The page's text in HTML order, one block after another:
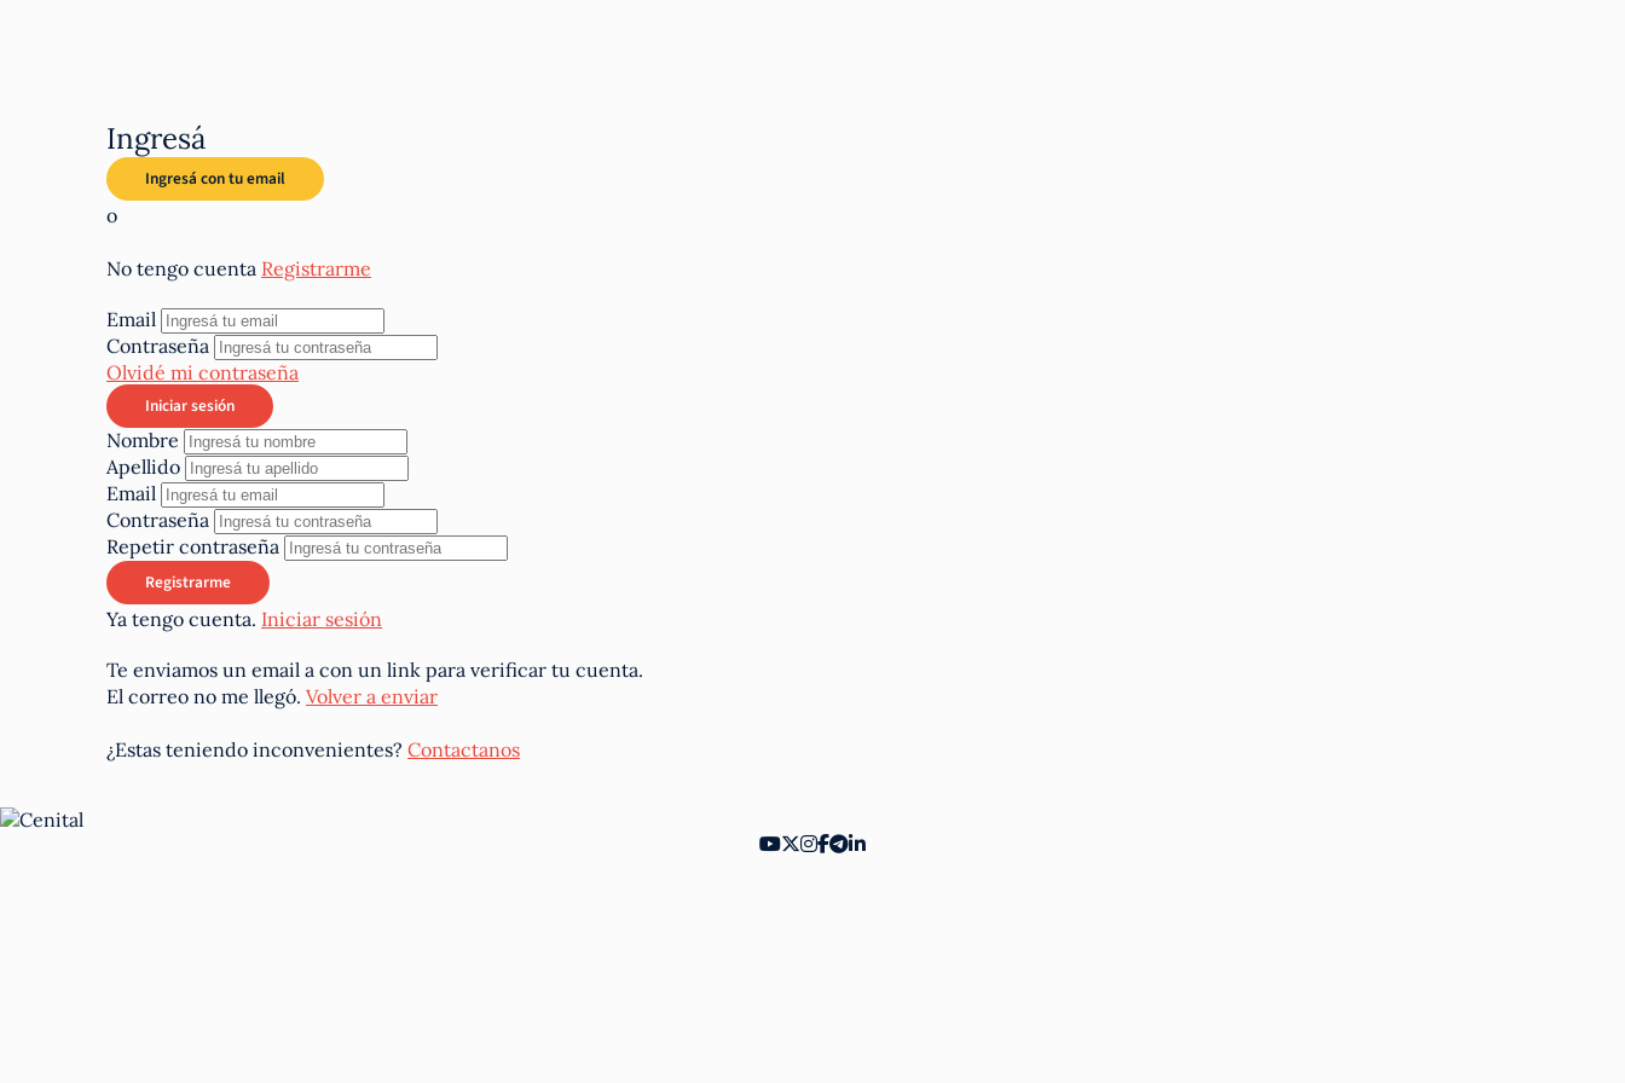
Ingresá
o
No tengo cuenta Registrarme
Email
Contraseña
Olvidé mi contraseña
Nombre
Apellido
Email
Contraseña
Repetir contraseña
Ya tengo cuenta. Iniciar sesión
Te enviamos un email a con un link para verificar tu cuenta.
El correo no me llegó. Volver a enviar
¿Estas teniendo inconvenientes? Contactanos